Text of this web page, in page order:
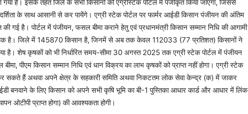
गया है। इसके तहत जिले के सभी किसानों को एग्रीस्टेक पोर्टल में पंजीकृत किया जाएगा, जिससे
के साथ आसानी से कर पायेंगे। एग्री स्टेक पोर्टल पर फार्मर आईडी किसान पंजीयन की अंतिम
गई है। पोर्टल में पंजीयन, फसल बीमा कराने हेतु एवं प्रधानमंत्री किसान सम्मान निधि की आगामी
है। जिले में 145870 किसान है, जिनमें से अब तक केवल 112033 (77 प्रतिशत) किसानों ने
है। शेष कृषकों को भी निर्धारित समय-सीमा 30 अगस्त 2025 तक एग्री स्टेक पोर्टल में पंजीयन
पीएम किसान सम्मान निधि एवं धान विक्रय का लाभ कृषकों को प्राप्त नहीं होगा। एग्री स्टेक
सकते हैं अथवा अपने क्षेत्र के सहकारी समिति अथवा निकटतम लोक सेवा केन्द्र (क) में जाकर
बनवाने के लिए किसान को अपने सभी कृषि भूमि का बी-1 पुस्तिका आधार कार्ड और आधार में लिंक
ओटीपी प्राप्त होगा) की आवश्यकता होगी।